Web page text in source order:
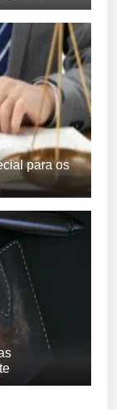
para os